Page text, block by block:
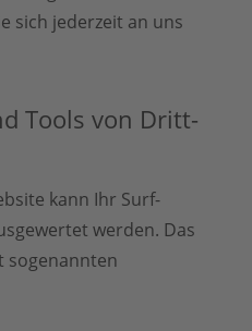
sich jederzeit an uns
Tools von Dritt­
kann Ihr Surf-
werden. Das
sogenannten